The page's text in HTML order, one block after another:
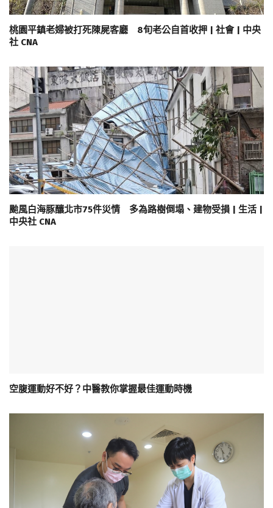
桃園平鎮老婦被打死陳屍客廳 8旬老公自首收押 | 社會 | 中央
社 CNA
颱風白海豚釀北市75件災情 多為路樹倒塌、建物受損 | 生活 |
中央社 CNA
空腹運動好不好？中醫教你掌握最佳運動時機